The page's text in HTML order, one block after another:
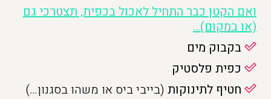
ואם הקטן כבר התחיל לאכול בכפית, תצטרכי גם
(או במקום)…
בקבוק מים
כפית פלסטיק
חטיף לתינוקות (בייבי ביס או משהו בסגנון…)